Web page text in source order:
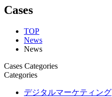
Cases
TOP
News
News
Cases Categories
Categories
デジタルマーケティング